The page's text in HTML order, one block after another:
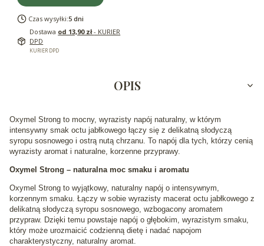
Czas wysyłki:5 dni
Dostawa od 13,90 zł- KURIER
DPD
KURIER DPD
OPIS
Oxymel Strong to mocny, wyrazisty napój naturalny, w którym
intensywny smak octu jabłkowego łączy się z delikatną słodyczą
syropu sosnowego i ostrą nutą chrzanu. To napój dla tych, którzy cenią
wyrazisty aromat i naturalne, korzenne przyprawy.
Oxymel Strong – naturalna moc smaku i aromatu
Oxymel Strong to wyjątkowy, naturalny napój o intensywnym,
korzennym smaku. Łączy w sobie wyrazisty macerat octu jabłkowego z
delikatną słodyczą syropu sosnowego, wzbogacony aromatem
przypraw. Dzięki temu powstaje napój o głębokim, wyrazistym smaku,
który może urozmaicić codzienną dietę i nadać napojom
charakterystyczny, naturalny aromat.